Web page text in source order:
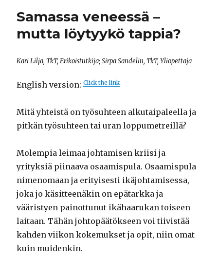
Samassa veneessä –
mutta löytyykö tappia?
Kari Lilja, TkT, Erikoistutkija; Sirpa Sandelin, TkT, Yliopettaja
English version:Click the link
Mitä yhteistä on työsuhteen alkutaipaleella ja
pitkän työsuhteen tai uran loppumetreillä?
Molempia leimaa johtamisen kriisi ja
yrityksiä piinaava osaamispula. Osaamispula
nimenomaan ja erityisesti ikäjohtamisessa,
joka jo käsitteenäkin on epätarkka ja
vääristyen painottunut ikähaarukan toiseen
laitaan. Tähän johtopäätökseen voi tiivistää
kahden viikon kokemukset ja opit, niin omat
kuin muidenkin.